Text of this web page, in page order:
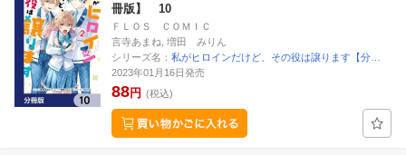
冊版】 10
ＦＬＯＳ ＣＯＭＩＣ
言寺あまね, 増田 みりん
シリーズ名： 私がヒロインだけど、その役は譲ります【分…
2023年01月16日発売
88円 (税込)